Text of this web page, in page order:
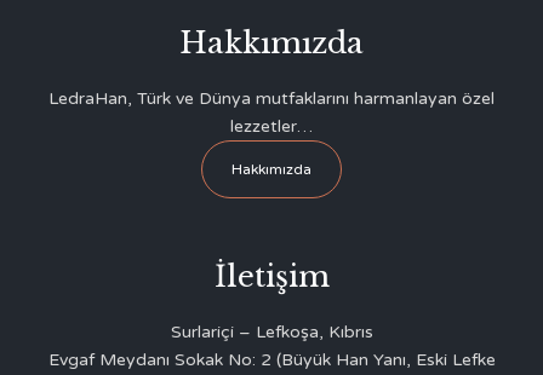
Hakkımızda
LedraHan, Türk ve Dünya mutfaklarını harmanlayan özel
lezzetler…
Hakkımızda
İletişim
Surlariçi – Lefkoşa, Kıbrıs
Evgaf Meydanı Sokak No: 2 (Büyük Han Yanı, Eski Lefke